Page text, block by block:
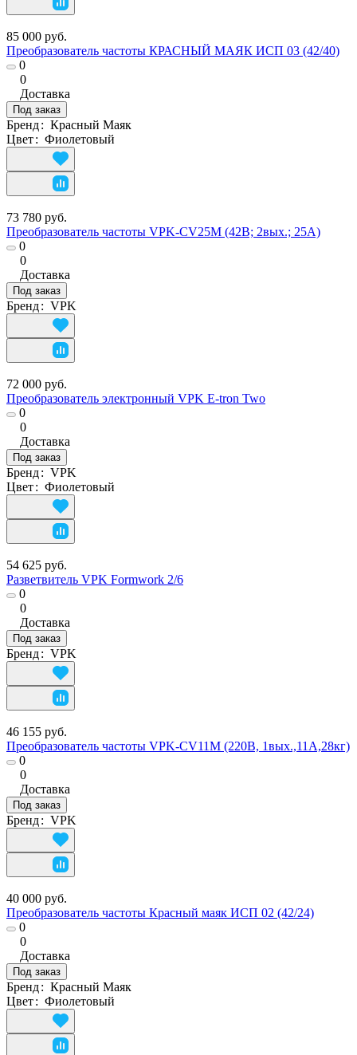
85 000 руб.
Преобразователь частоты КРАСНЫЙ МАЯК ИСП 03 (42/40)
0
0
Доставка
Под заказ
Бренд: Красный Маяк
Цвет: Фиолетовый
73 780 руб.
Преобразователь частоты VPK-CV25M (42В; 2вых.; 25А)
0
0
Доставка
Под заказ
Бренд: VPK
72 000 руб.
Преобразователь электронный VPK E-tron Two
0
0
Доставка
Под заказ
Бренд: VPK
Цвет: Фиолетовый
54 625 руб.
Разветвитель VPK Formwork 2/6
0
0
Доставка
Под заказ
Бренд: VPK
46 155 руб.
Преобразователь частоты VPK-CV11M (220В, 1вых.,11A,28кг)
0
0
Доставка
Под заказ
Бренд: VPK
40 000 руб.
Преобразователь частоты Красный маяк ИСП 02 (42/24)
0
0
Доставка
Под заказ
Бренд: Красный Маяк
Цвет: Фиолетовый